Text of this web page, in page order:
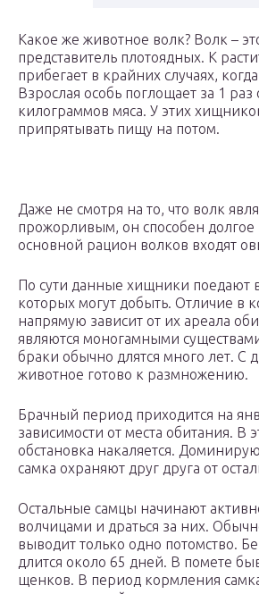
Какое же животное волк? Волк –
представитель плотоядных. К
прибегает в крайних случаях,
Взрослая особь поглощает за 1 раз
килограммов мяса. У этих
припрятывать пищу на потом.
Даже не смотря на то, что волк
прожорливым, он способен долгое
основной рацион волков входят
По сути данные хищники поедают
которых могут добыть. Отличие в
напрямую зависит от их ареала
являются моногамными
браки обычно длятся много лет. С
животное готово к размножению.
Брачный период приходится на
зависимости от места обитания. В
обстановка накаляется.
самка охраняют друг друга от
Остальные самцы начинают
волчицами и драться за них.
выводит только одно потомство.
длится около 65 дней. В помете
щенков. В период кормления